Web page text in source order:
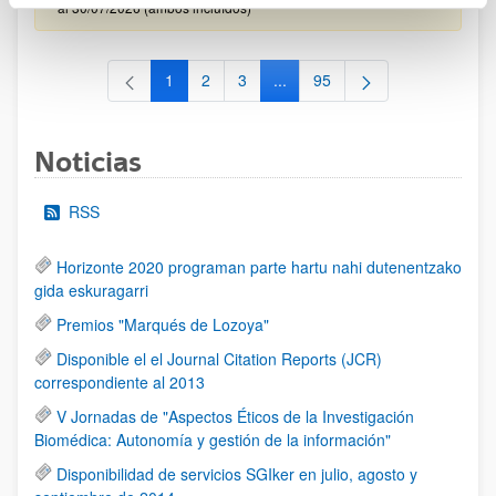
al 30/07/2026 (ambos incluídos)
Página
1 Página
2 Página
3 ...Páginas intermedias Use TAB
Página
95
Noticias
RSS
Horizonte 2020 programan parte hartu nahi dutenentzako
gida eskuragarri
Premios "Marqués de Lozoya"
Disponible el el Journal Citation Reports (JCR)
correspondiente al 2013
V Jornadas de "Aspectos Éticos de la Investigación
Biomédica: Autonomía y gestión de la información"
Disponibilidad de servicios SGIker en julio, agosto y